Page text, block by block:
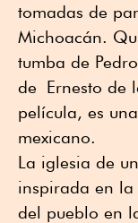
tomadas de
Michoacán.
tumba de
de Ernesto de
película, es
mexicano.
La iglesia de
inspirada en la
del pueblo en